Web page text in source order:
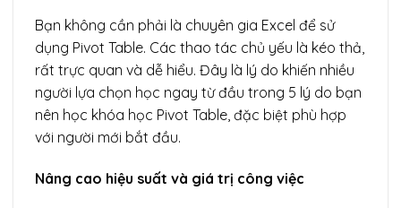
Bạn không cần phải là chuyên gia Excel để sử
dụng Pivot Table. Các thao tác chủ yếu là kéo thả,
rất trực quan và dễ hiểu. Đây là lý do khiến nhiều
người lựa chọn học ngay từ đầu trong 5 lý do bạn
nên học khóa học Pivot Table, đặc biệt phù hợp
với người mới bắt đầu.
Nâng cao hiệu suất và giá trị công việc